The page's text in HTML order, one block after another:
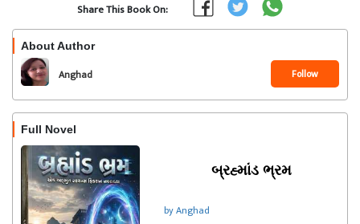
Share This Book On:
About Author
Anghad Follow
Full Novel
બ્રહ્માંડ ભ્રમ
by Anghad